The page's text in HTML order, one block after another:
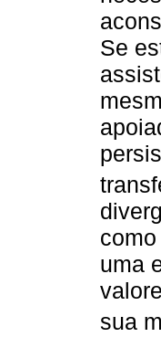
Se
uma
sua